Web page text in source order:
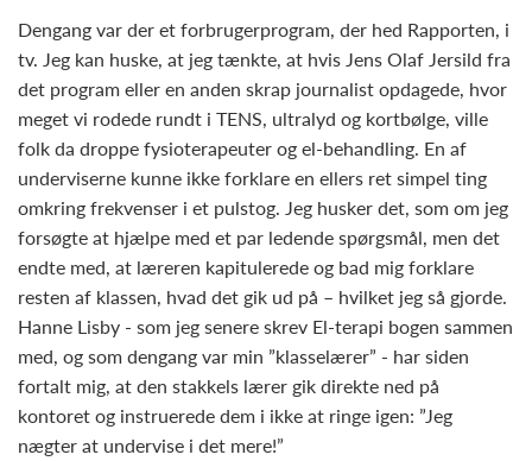
Dengang var der et forbrugerprogram, der hed Rapporten, i
tv. Jeg kan huske, at jeg tænkte, at hvis Jens Olaf Jersild fra
det program eller en anden skrap journalist opdagede, hvor
meget vi rodede rundt i TENS, ultralyd og kortbølge, ville
folk da droppe fysioterapeuter og el-behandling. En af
underviserne kunne ikke forklare en ellers ret simpel ting
omkring frekvenser i et pulstog. Jeg husker det, som om jeg
forsøgte at hjælpe med et par ledende spørgsmål, men det
endte med, at læreren kapitulerede og bad mig forklare
resten af klassen, hvad det gik ud på – hvilket jeg så gjorde.
Hanne Lisby - som jeg senere skrev El-terapi bogen sammen
med, og som dengang var min ”klasselærer” - har siden
fortalt mig, at den stakkels lærer gik direkte ned på
kontoret og instruerede dem i ikke at ringe igen: ”Jeg
nægter at undervise i det mere!”